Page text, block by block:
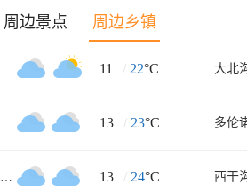
周边景点 周边乡镇
11 / 22°C 大北
13 / 23°C 多伦
多伦新型工业化化工区 13 / 24°C 西干